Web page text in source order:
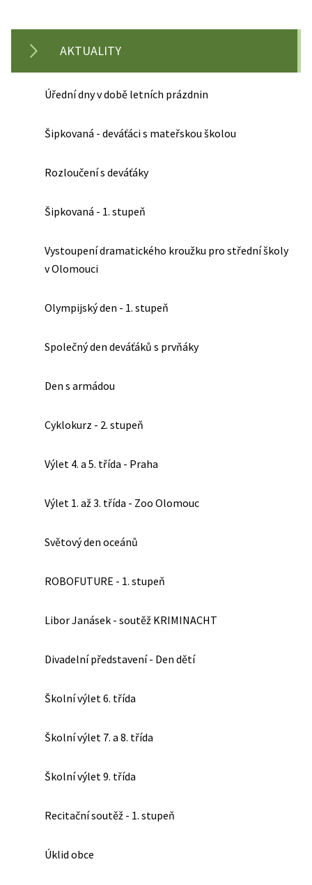
AKTUALITY
Úřední dny v době letních prázdnin
Šipkovaná - deváťáci s mateřskou školou
Rozloučení s deváťáky
Šipkovaná - 1. stupeň
Vystoupení dramatického kroužku pro střední školy
v Olomouci
Olympijský den - 1. stupeň
Společný den deváťáků s prvňáky
Den s armádou
Cyklokurz - 2. stupeň
Výlet 4. a 5. třída - Praha
Výlet 1. až 3. třída - Zoo Olomouc
Světový den oceánů
ROBOFUTURE - 1. stupeň
Libor Janásek - soutěž KRIMINACHT
Divadelní představení - Den dětí
Školní výlet 6. třída
Školní výlet 7. a 8. třída
Školní výlet 9. třída
Recitační soutěž - 1. stupeň
Úklid obce